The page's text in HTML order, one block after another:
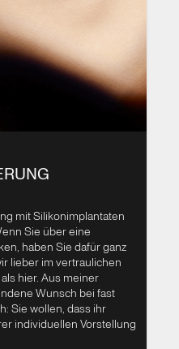
über Ihre
Ihre Ängste
Ihnen dabei helfen,
finden, damit Ihre
mit Silikonimplantaten
Sie über eine
haben Sie dafür ganz
lieber im vertraulichen
hier. Aus meiner
Wunsch bei fast
Sie wollen, dass ihr
individuellen Vorstellung